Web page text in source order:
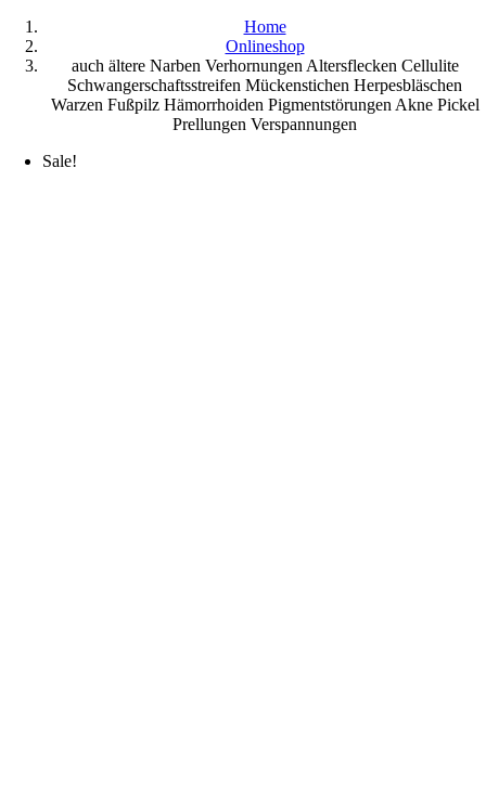
Home
Onlineshop
auch ältere Narben Verhornungen Altersflecken Cellulite
Schwangerschaftsstreifen Mückenstichen Herpesbläschen
Warzen Fußpilz Hämorrhoiden Pigmentstörungen Akne Pickel
Prellungen Verspannungen
Sale!